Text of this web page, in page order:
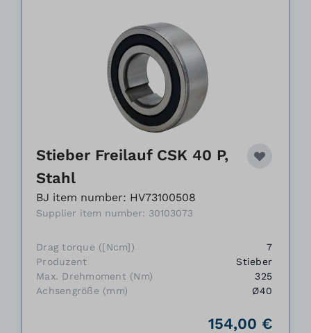
Stieber Freilauf CSK 40 P,
Stahl
BJ item number: HV73100508
Supplier item number: 30103073
Drag torque ([Ncm])
7
Produzent
Stieber
Max. Drehmoment (Nm)
325
Achsengröße (mm)
Ø40
154,00 €